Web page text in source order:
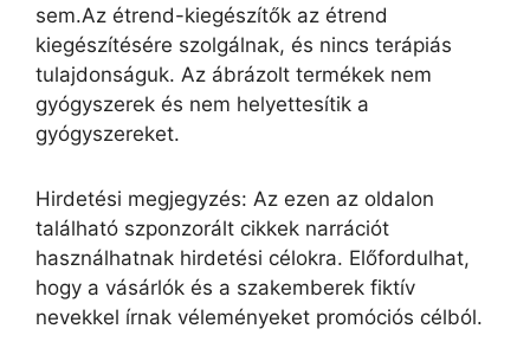
sem.Az étrend-kiegészítők az étrend
kiegészítésére szolgálnak, és nincs terápiás
tulajdonságuk. Az ábrázolt termékek nem
gyógyszerek és nem helyettesítik a
gyógyszereket.
Hirdetési megjegyzés: Az ezen az oldalon
található szponzorált cikkek narrációt
használhatnak hirdetési célokra. Előfordulhat,
hogy a vásárlók és a szakemberek fiktív
nevekkel írnak véleményeket promóciós célból.